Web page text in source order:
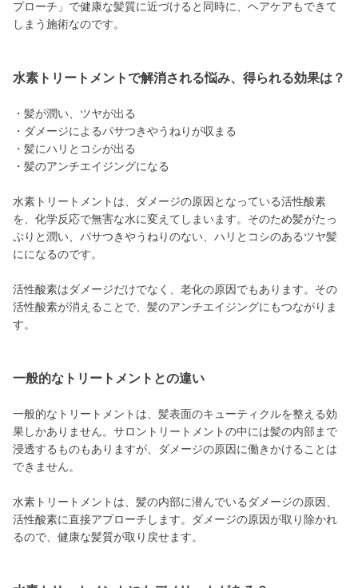
プローチ」で健康な髪質に近づけると同時に、ヘアケアもできて
しまう施術なのです。
水素トリートメントで解消される悩み、得られる効果は？
・髪が潤い、ツヤが出る
・ダメージによるパサつきやうねりが収まる
・髪にハリとコシが出る
・髪のアンチエイジングになる
水素トリートメントは、ダメージの原因となっている活性酸素
を、化学反応で無害な水に変えてしまいます。そのため髪がたっ
ぷりと潤い、パサつきやうねりのない、ハリとコシのあるツヤ髪
にになるのです。
活性酸素はダメージだけでなく、老化の原因でもあります。その
活性酸素が消えることで、髪のアンチエイジングにもつながりま
す。
一般的なトリートメントとの違い
一般的なトリートメントは、髪表面のキューティクルを整える効
果しかありません。サロントリートメントの中には髪の内部まで
浸透するものもありますが、ダメージの原因に働きかけることは
できません。
水素トリートメントは、髪の内部に潜んでいるダメージの原因、
活性酸素に直接アプローチします。ダメージの原因が取り除かれ
るので、健康な髪質が取り戻せます。